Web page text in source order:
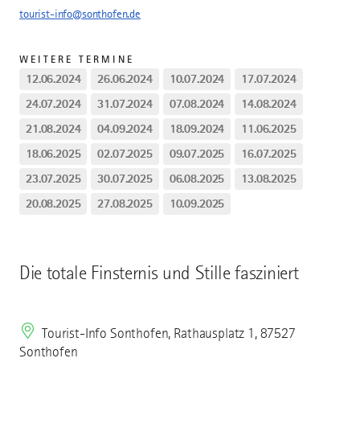
Die totale Finsternis und Stille fasziniert
Tourist-Info Sonthofen, Rathausplatz 1, 87527
Sonthofen
tourist-info@sonthofen.de
WEITERE TERMINE
12.06.2024 26.06.2024 10.07.2024
17.07.2024
24.07.2024
31.07.2024 07.08.2024
14.08.2024
21.08.2024
04.09.2024 18.09.2024
11.06.2025
18.06.2025
02.07.2025 09.07.2025
16.07.2025
23.07.2025
30.07.2025 06.08.2025
13.08.2025
20.08.2025
27.08.2025 10.09.2025